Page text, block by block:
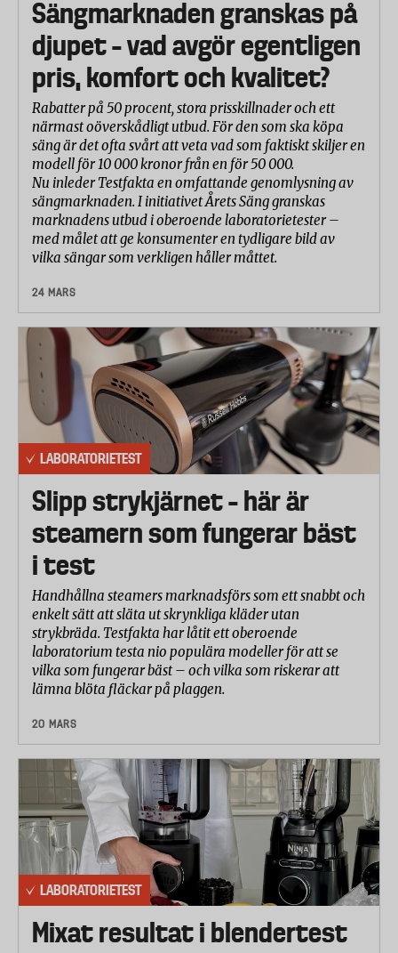
Sängmarknaden granskas på
djupet – vad avgör egentligen
pris, komfort och kvalitet?
Rabatter på 50 procent, stora prisskillnader och ett
närmast oöverskådligt utbud. För den som ska köpa
säng är det ofta svårt att veta vad som faktiskt skiljer en
modell för 10 000 kronor från en för 50 000.
Nu inleder Testfakta en omfattande genomlysning av
sängmarknaden. I initiativet Årets Säng granskas
marknadens utbud i oberoende laboratorietester –
med målet att ge konsumenter en tydligare bild av
vilka sängar som verkligen håller måttet.
24 MARS
LABORATORIETEST
Slipp strykjärnet – här är
steamern som fungerar bäst
i test
Handhållna steamers marknadsförs som ett snabbt och
enkelt sätt att släta ut skrynkliga kläder utan
strykbräda. Testfakta har låtit ett oberoende
laboratorium testa nio populära modeller för att se
vilka som fungerar bäst – och vilka som riskerar att
lämna blöta fläckar på plaggen.
20 MARS
LABORATORIETEST
Mixat resultat i blendertest